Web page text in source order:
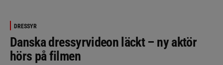
DRESSYR
Danska dressyrvideon läckt – ny aktör
hörs på filmen